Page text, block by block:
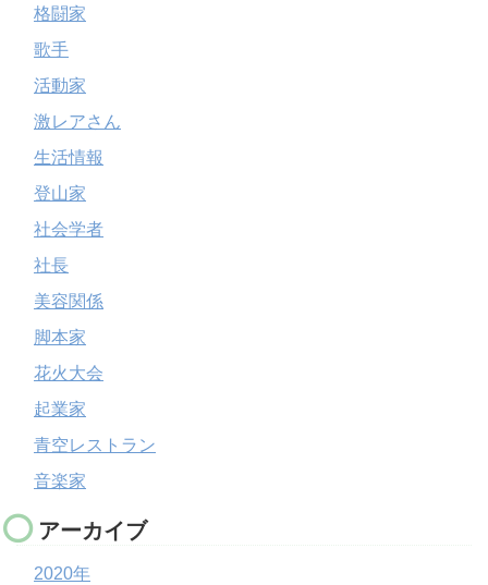
格闘家
歌手
活動家
激レアさん
生活情報
登山家
社会学者
社長
美容関係
脚本家
花火大会
起業家
青空レストラン
音楽家
アーカイブ
2020年